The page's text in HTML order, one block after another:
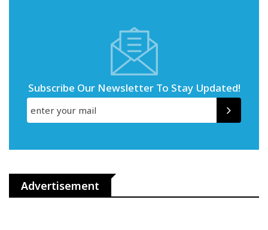
Subscribe Our Newsletter To Stay Updated!
Advertisement